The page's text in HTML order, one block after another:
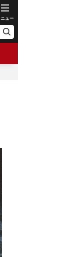
ニュー